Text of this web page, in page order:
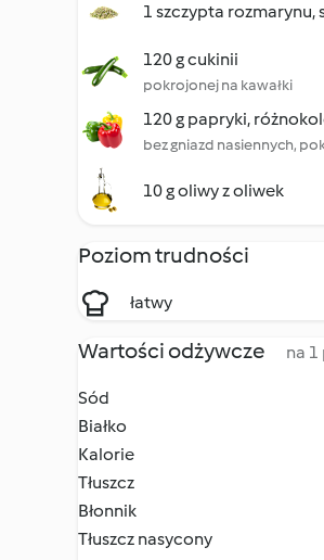
1 szczypta rozmarynu,
120 g cukinii
pokrojonej na kawałki
120 g papryki,
bez gniazd nasiennych,
10 g oliwy z oliwek
Poziom trudności
łatwy
Wartości odżywcze na
Sód
Białko
Kalorie
Tłuszcz
Błonnik
Tłuszcz nasycony